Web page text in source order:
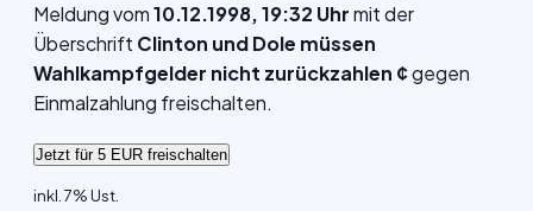
Meldung vom10.12.1998, 19:32 Uhrmit der
Überschrift Clinton und Dole müssen
Wahlkampfgelder nicht zurückzahlen ¢gegen
Einmalzahlung freischalten.
inkl. 7% Ust.